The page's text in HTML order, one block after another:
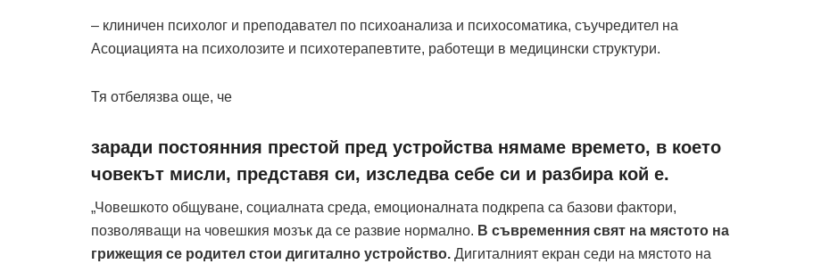
– клиничен психолог и преподавател по психоанализа и психосоматика, съучредител на
Асоциацията на психолозите и психотерапевтите, работещи в медицински структури.
Тя отбелязва още, че
заради постоянния престой пред устройства нямаме времето, в което
човекът мисли, представя си, изследва себе си и разбира кой е.
„Човешкото общуване, социалната среда, емоционалната подкрепа са базови фактори,
позволяващи на човешкия мозък да се развие нормално. В съвременния свят на мястото на
грижещия се родител стои дигитално устройство. Дигиталният екран седи на мястото на